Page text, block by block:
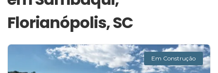
Florianópolis, SC
Em Construção